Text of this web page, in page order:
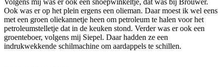
Volgens mij was er ook een snoepwinkeltje, dat was bij Brouwer.
Ook was er op het plein ergens een olieman. Daar moest ik wel eens
met een groen oliekannetje heen om petroleum te halen voor het
petroleumstelletje dat in de keuken stond. Verder was er ook een
groenteboer, volgens mij Siepel. Daar hadden ze een
indrukwekkende schilmachine om aardappels te schillen.